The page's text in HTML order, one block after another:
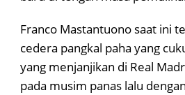
Franco Mastantuono saat ini
cedera pangkal paha yang
yang menjanjikan di Real
pada musim panas lalu